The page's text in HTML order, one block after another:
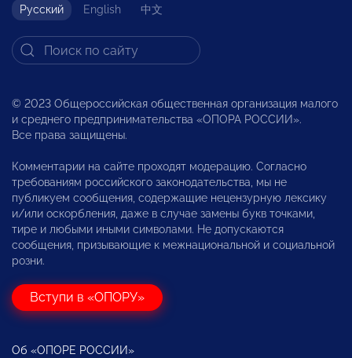
Русский English 中文
© 2023 Общероссийская общественная организация малого
и среднего предпринимательства «ОПОРА РОССИИ».
Все права защищены.
Комментарии на сайте проходят модерацию. Согласно
требованиям российского законодательства, мы не
публикуем сообщения, содержащие нецензурную лексику
и/или оскорбления, даже в случае замены букв точками,
тире и любыми иными символами. Не допускаются
сообщения, призывающие к межнациональной и социальной
розни.
Вступи в «ОПОРУ»
Об «ОПОРЕ РОССИИ»